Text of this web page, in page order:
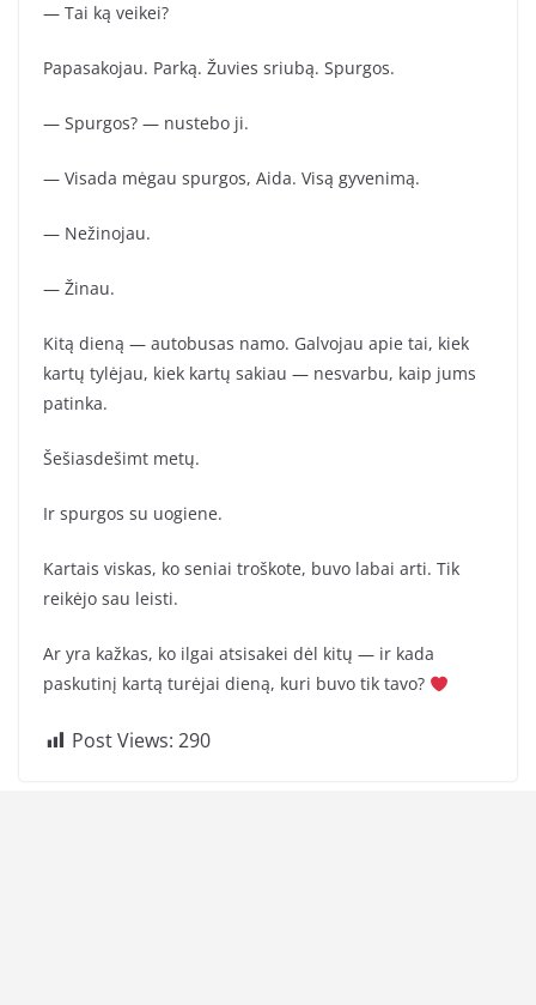
— Tai ką veikei?
Papasakojau. Parką. Žuvies sriubą. Spurgos.
— Spurgos? — nustebo ji.
— Visada mėgau spurgos, Aida. Visą gyvenimą.
— Nežinojau.
— Žinau.
Kitą dieną — autobusas namo. Galvojau apie tai, kiek
kartų tylėjau, kiek kartų sakiau — nesvarbu, kaip jums
patinka.
Šešiasdešimt metų.
Ir spurgos su uogiene.
Kartais viskas, ko seniai troškote, buvo labai arti. Tik
reikėjo sau leisti.
Ar yra kažkas, ko ilgai atsisakei dėl kitų — ir kada
paskutinį kartą turėjai dieną, kuri buvo tik tavo?
Post Views: 290